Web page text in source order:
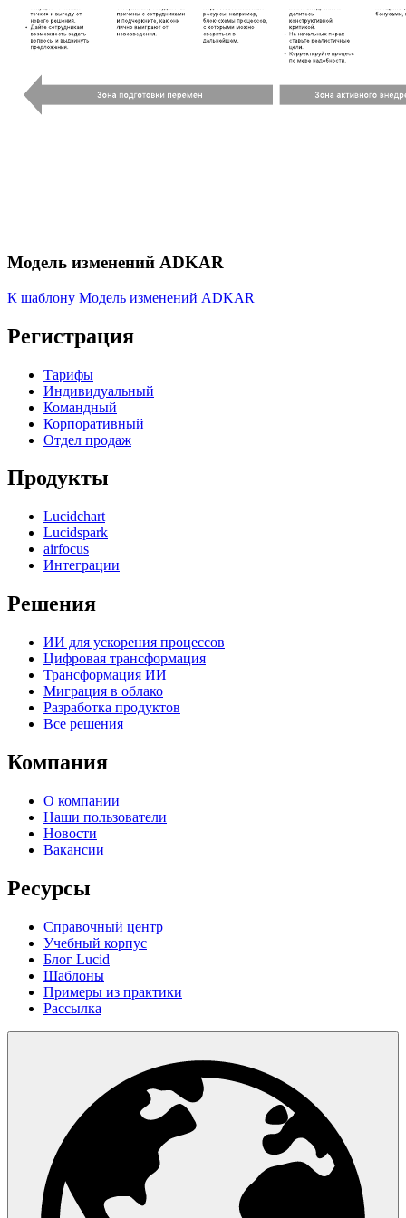
Модель изменений ADKAR
К шаблону Модель изменений ADKAR
Регистрация
Тарифы
Индивидуальный
Командный
Корпоративный
Отдел продаж
Продукты
Lucidchart
Lucidspark
airfocus
Интеграции
Решения
ИИ для ускорения процессов
Цифровая трансформация
Трансформация ИИ
Миграция в облако
Разработка продуктов
Все решения
Компания
О компании
Наши пользователи
Новости
Вакансии
Ресурсы
Справочный центр
Учебный корпус
Блог Lucid
Шаблоны
Примеры из практики
Рассылка